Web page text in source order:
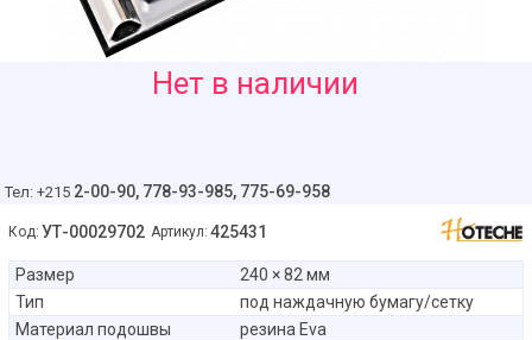
Нет в наличии
Тел: +215 2-00-90, 778-93-985, 775-69-958
Код: УТ-00029702 Артикул: 425431
Размер
240 × 82 мм
Тип
под наждачную бумагу/сетку
Материал подошвы
резина Eva